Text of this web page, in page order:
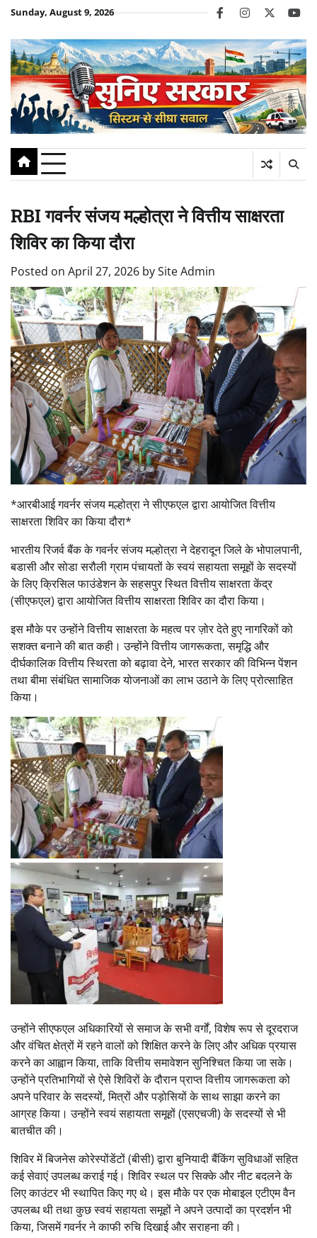
Skip
content
Sunday, August 9, 2026 facebookinstagram
twitter
RBI गवर्नर संजय मल्होत्रा ने वित्तीय साक्षरता
शिविर का किया दौरा
Posted on April 27, 2026 bySite Admin
*आरबीआई गवर्नर संजय मल्होत्रा ने सीएफएल द्वारा आयोजित वित्तीय
साक्षरता शिविर का किया दौरा*
भारतीय रिजर्व बैंक के गवर्नर संजय मल्होत्रा ने देहरादून जिले के भोपालपानी,
बडासी और सोडा सरौली ग्राम पंचायतों के स्वयं सहायता समूहों के सदस्यों
के लिए क्रिसिल फाउंडेशन के सहसपुर स्थित वित्तीय साक्षरता केंद्र
(सीएफएल) द्वारा आयोजित वित्तीय साक्षरता शिविर का दौरा किया।
इस मौके पर उन्होंने वित्तीय साक्षरता के महत्व पर ज़ोर देते हुए नागरिकों को
सशक्त बनाने की बात कही। उन्होंने वित्तीय जागरूकता, समृद्धि और
दीर्घकालिक वित्तीय स्थिरता को बढ़ावा देने, भारत सरकार की विभिन्न पेंशन
तथा बीमा संबंधित सामाजिक योजनाओं का लाभ उठाने के लिए प्रोत्साहित
किया।
उन्होंने सीएफएल अधिकारियों से समाज के सभी वर्गों, विशेष रूप से दूरदराज
और वंचित क्षेत्रों में रहने वालों को शिक्षित करने के लिए और अधिक प्रयास
करने का आह्वान किया, ताकि वित्तीय समावेशन सुनिश्चित किया जा सके।
उन्होंने प्रतिभागियों से ऐसे शिविरों के दौरान प्राप्त वित्तीय जागरूकता को
अपने परिवार के सदस्यों, मित्रों और पड़ोसियों के साथ साझा करने का
आग्रह किया। उन्होंने स्वयं सहायता समूहों (एसएचजी) के सदस्यों से भी
बातचीत की।
शिविर में बिजनेस कोरेस्पोंडेंटों (बीसी) द्वारा बुनियादी बैंकिंग सुविधाओं सहित
कई सेवाएं उपलब्ध कराई गई। शिविर स्थल पर सिक्के और नीट बदलने के
लिए काउंटर भी स्थापित किए गए थे। इस मौके पर एक मोबाइल एटीएम वैन
उपलब्ध थी तथा कुछ स्वयं सहायता समूहों ने अपने उत्पादों का प्रदर्शन भी
किया, जिसमें गवर्नर ने काफी रुचि दिखाई और सराहना की।